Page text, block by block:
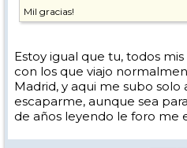
Mil gracias!
Estoy igual que tu, todos
con los que viajo
Madrid, y aqui me subo solo
escaparme, aunque sea
de años leyendo le foro me